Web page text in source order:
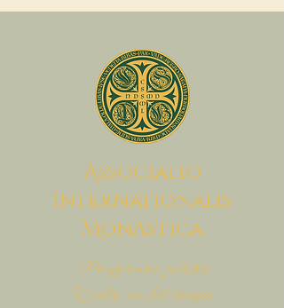
Associatio
Internationalis
MonAstica
Pongamos juntos
Cielo en la tierra